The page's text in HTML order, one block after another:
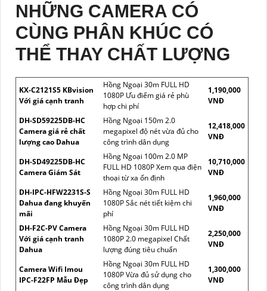
NHỮNG CAMERA CÓ
CÙNG PHÂN KHÚC CÓ
THỂ THAY CHẤT LƯỢNG
KX-C2121S5 KBvision
Với giá cạnh tranh
Hồng Ngoại 30m FULL HD
1080P Ưu điểm giá rẻ phù
hợp chi phí
1,190,000
VNĐ
DH-SD59225DB-HC
Camera giá rẻ chất
lượng cao Dahua
Hồng Ngoại 150m 2.0
megapixel độ nét vừa đủ cho
công trình dân dụng
12,418,000
VNĐ
DH-SD49225DB-HC
Camera Giám Sát
Hồng Ngoại 100m 2.0 MP
FULL HD 1080P Xem qua điện
thoại từ xa ổn định
10,710,000
VNĐ
DH-IPC-HFW2231S-S
Dahua đang khuyến
mãi
Hồng Ngoại 30m FULL HD
1080P Sắc nét tiết kiệm chi
phí
1,960,000
VNĐ
DH-F2C-PV Camera
Với giá cạnh tranh
Dahua
Hồng Ngoại 30m FULL HD
1080P 2.0 megapixel Chất
lượng đúng tiêu chuẩn
2,250,000
VNĐ
Camera Wifi Imou
IPC-F22FP Mẫu Đẹp
Hồng Ngoại 30m FULL HD
1080P Vừa đủ sử dụng cho
công trình dân dụng
1,300,000
VNĐ